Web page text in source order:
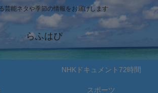
芸能ネタや季節の情報をお届けします
らふはぴ
NHKドキュメント72時間
スポーツ